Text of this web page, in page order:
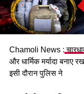
घटना की सूचना मिलने के
जानकारी जुटाई। पुलिस
बाद मृतक के परिवार और
Chamoli News :
और धार्मिक मर्यादा बनाए
इसी दौरान पुलिस ने